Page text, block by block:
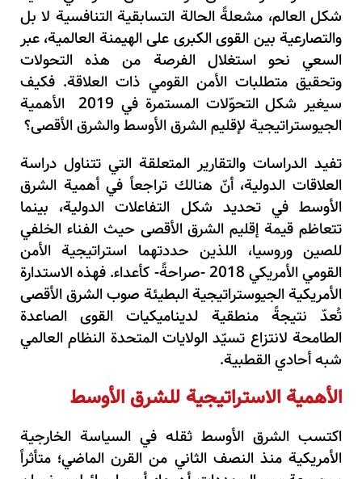
شكل العالم، مشعلةً الحالة التسابقية التنافسية لا بل
والتصارعية بين القوى الكبرى على الهيمنة العالمية، عبر
السعي نحو استغلال الفرصة من هذه التحولات
وتحقيق متطلبات الأمن القومي ذات العلاقة. فكيف
سيغير شكل التحوّلات المستمرة في 2019 الأهمية
الجيوستراتيجية لإقليم الشرق الأوسط والشرق الأقصى؟
تفيد الدراسات والتقارير المتعلقة التي تتناول دراسة
العلاقات الدولية، أنّ هنالك تراجعاً في أهمية الشرق
الأوسط في تحديد شكل التفاعلات الدولية، بينما
تتعاظم قيمة إقليم الشرق الأقصى حيث الفناء الخلفي
للصين وروسيا، اللذين حددتهما استراتيجية الأمن
القومي الأمريكي 2018 -صراحةً- كأعداء. فهذه الاستدارة
الأمريكية الجيوستراتيجية البطيئة صوب الشرق الأقصى
تُعدّ نتيجةً منطقية لديناميكيات القوى الصاعدة
الطامحة لانتزاع تسيّد الولايات المتحدة النظام العالمي
شبه أحادي القطبية.
الأهمية الاستراتيجية للشرق الأوسط
اكتسب الشرق الأوسط ثقله في السياسة الخارجية
الأمريكية منذ النصف الثاني من القرن الماضي؛ متأثراً